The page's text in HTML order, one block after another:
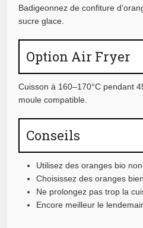
Badigeonnez de confiture
sucre glace.
Option Air Fryer
Cuisson à 160–170°C pendant
moule compatible.
Conseils
Utilisez des oranges bio non
Choisissez des oranges
Ne prolongez pas trop la
Encore meilleur le